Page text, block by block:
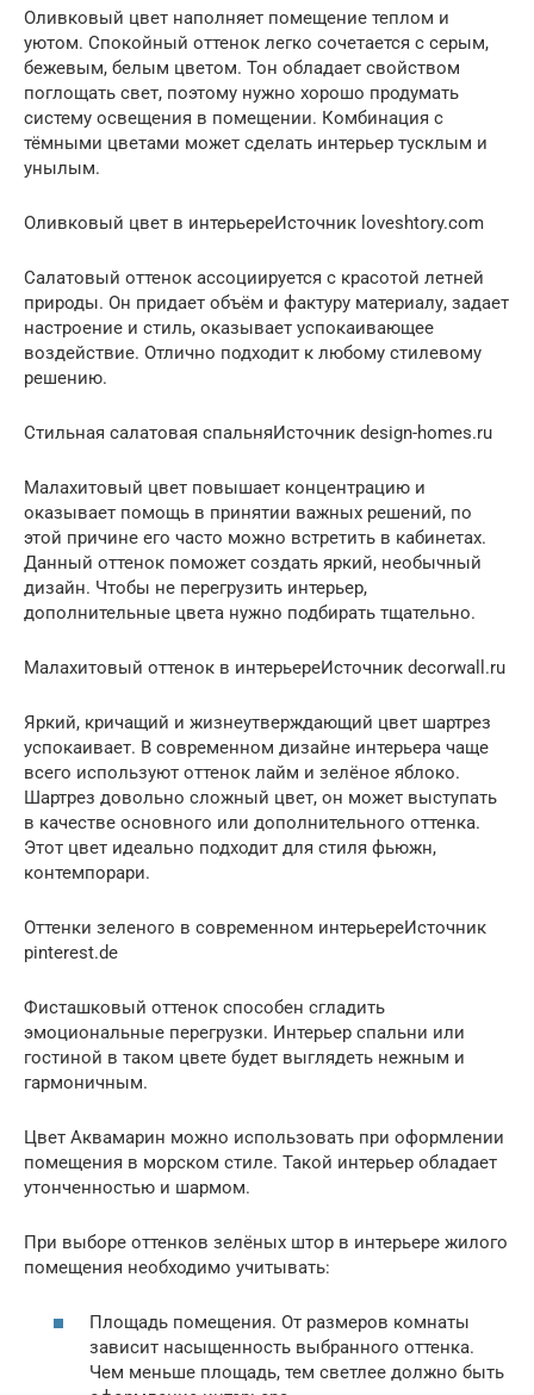
Оливковый цвет наполняет помещение теплом и
уютом. Спокойный оттенок легко сочетается с серым,
бежевым, белым цветом. Тон обладает свойством
поглощать свет, поэтому нужно хорошо продумать
систему освещения в помещении. Комбинация с
тёмными цветами может сделать интерьер тусклым и
унылым.
Оливковый цвет в интерьереИсточник loveshtory.com
Салатовый оттенок ассоциируется с красотой летней
природы. Он придает объём и фактуру материалу, задает
настроение и стиль, оказывает успокаивающее
воздействие. Отлично подходит к любому стилевому
решению.
Стильная салатовая спальняИсточник design-homes.ru
Малахитовый цвет повышает концентрацию и
оказывает помощь в принятии важных решений, по
этой причине его часто можно встретить в кабинетах.
Данный оттенок поможет создать яркий, необычный
дизайн. Чтобы не перегрузить интерьер,
дополнительные цвета нужно подбирать тщательно.
Малахитовый оттенок в интерьереИсточник decorwall.ru
Яркий, кричащий и жизнеутверждающий цвет шартрез
успокаивает. В современном дизайне интерьера чаще
всего используют оттенок лайм и зелёное яблоко.
Шартрез довольно сложный цвет, он может выступать
в качестве основного или дополнительного оттенка.
Этот цвет идеально подходит для стиля фьюжн,
контемпорари.
Оттенки зеленого в современном интерьереИсточник
pinterest.de
Фисташковый оттенок способен сгладить
эмоциональные перегрузки. Интерьер спальни или
гостиной в таком цвете будет выглядеть нежным и
гармоничным.
Цвет Аквамарин можно использовать при оформлении
помещения в морском стиле. Такой интерьер обладает
утонченностью и шармом.
При выборе оттенков зелёных штор в интерьере жилого
помещения необходимо учитывать:
Площадь помещения. От размеров комнаты
зависит насыщенность выбранного оттенка.
Чем меньше площадь, тем светлее должно быть